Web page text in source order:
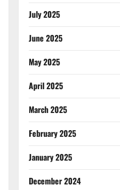
July 2025
June 2025
May 2025
April 2025
March 2025
February 2025
January 2025
December 2024